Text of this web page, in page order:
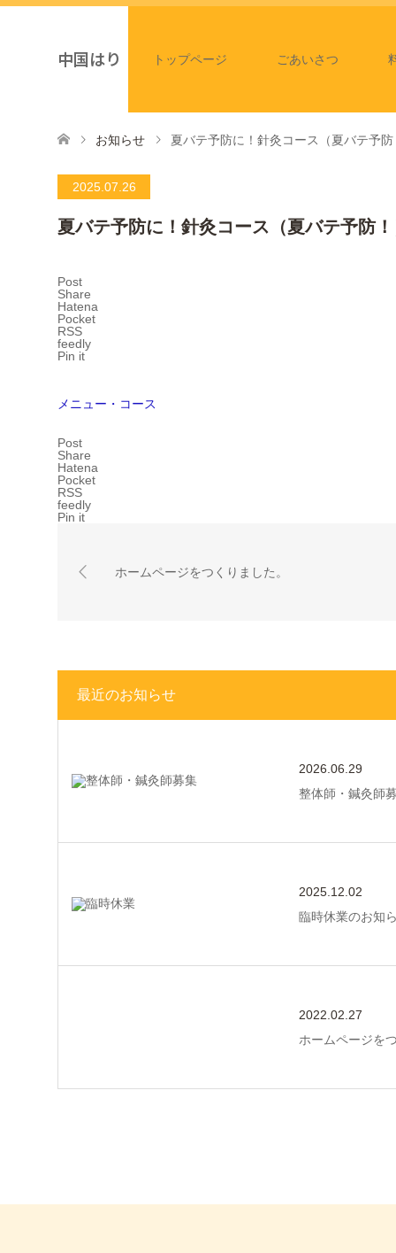
中国はり トップページ ごあいさつ
お知らせ 夏バテ予防に！針灸コース（夏バテ予防
2025.07.26
夏バテ予防に！針灸コース（夏バテ予防
Post
Share
Hatena
Pocket
RSS
feedly
Pin it
メニュー・コース
Post
Share
Hatena
Pocket
RSS
feedly
Pin it
ホームページをつくりました。
最近のお知らせ
2026.06.29
整体師・鍼灸師
2025.12.02
臨時休業のお知
2022.02.27
ホームページを